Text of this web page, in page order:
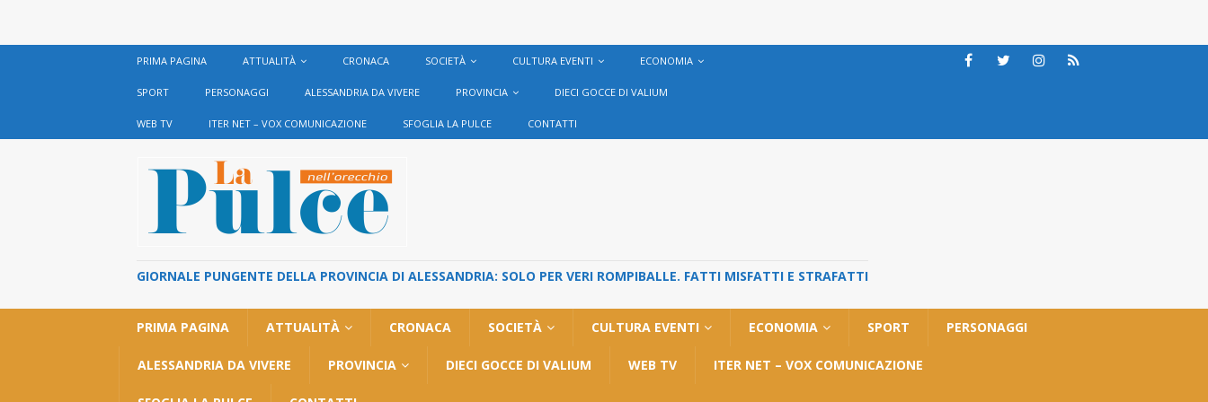
PRIMA PAGINA ATTUALITÀ CRONACA SOCIETÀ CULTURA EVENTI ECONOMIA
SPORT PERSONAGGI ALESSANDRIA DA VIVERE PROVINCIA DIECI GOCCE DI VALIUM
WEB TV ITER NET – VOX COMUNICAZIONE SFOGLIA LA PULCE CONTATTI
GIORNALE PUNGENTE DELLA PROVINCIA DI ALESSANDRIA: SOLO PER VERI ROMPIBALLE. FATTI MISFATTI E STRAFATTI
PRIMA PAGINA ATTUALITÀ CRONACA SOCIETÀ CULTURA EVENTI ECONOMIA SPORT PERSONAGGI
ALESSANDRIA DA VIVERE PROVINCIA DIECI GOCCE DI VALIUM WEB TV ITER NET – VOX COMUNICAZIONE